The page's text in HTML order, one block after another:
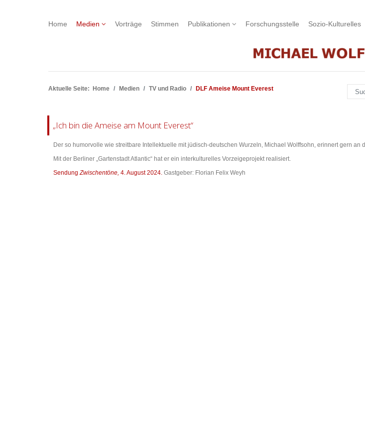
Home Medien Vorträge Stimmen Publikationen Forschungsstelle Sozio-Kulturelles
Aktuelle Seite: Home Medien TV und Radio DLF Ameise Mount Everest
„Ich bin die Ameise am Mount Everest“
Der so humorvolle wie streitbare Intellektuelle mit jüdisch-deutschen Wurzeln, Michael Wolffsohn, erinnert gern an
Mit der Berliner „Gartenstadt Atlantic“ hat er ein interkulturelles Vorzeigeprojekt realisiert.
SendungZwischentöne, 4. August 2024. Gastgeber: Florian Felix Weyh